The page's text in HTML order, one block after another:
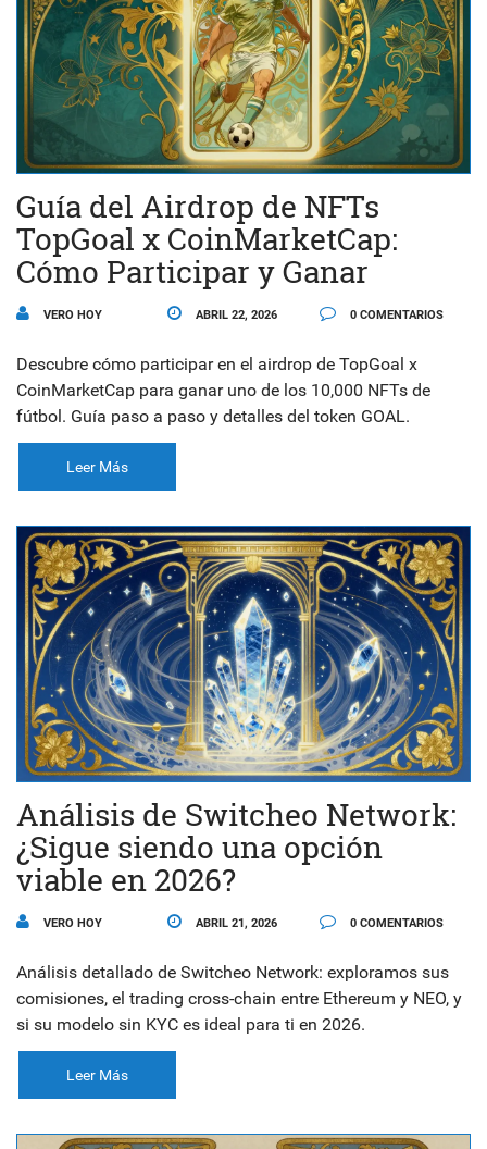
Guía del Airdrop de NFTs
TopGoal x CoinMarketCap:
Cómo Participar y Ganar
VERO HOY ABRIL 22, 2026 0 COMENTARIOS
Descubre cómo participar en el airdrop de TopGoal x
CoinMarketCap para ganar uno de los 10,000 NFTs de
fútbol. Guía paso a paso y detalles del token GOAL.
Leer Más
Análisis de Switcheo Network:
¿Sigue siendo una opción
viable en 2026?
VERO HOY ABRIL 21, 2026 0 COMENTARIOS
Análisis detallado de Switcheo Network: exploramos sus
comisiones, el trading cross-chain entre Ethereum y NEO, y
si su modelo sin KYC es ideal para ti en 2026.
Leer Más